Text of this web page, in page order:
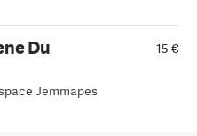
15 €
Du
Jemmapes